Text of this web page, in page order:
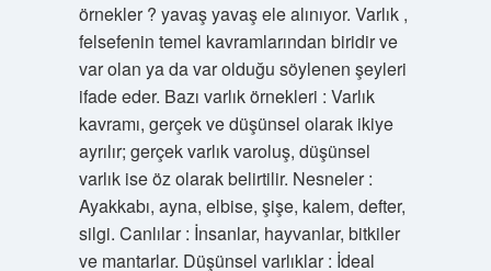
örnekler ? yavaş yavaş ele alınıyor. Varlık ,
felsefenin temel kavramlarından biridir ve
var olan ya da var olduğu söylenen şeyleri
ifade eder. Bazı varlık örnekleri : Varlık
kavramı, gerçek ve düşünsel olarak ikiye
ayrılır; gerçek varlık varoluş, düşünsel
varlık ise öz olarak belirtilir. Nesneler :
Ayakkabı, ayna, elbise, şişe, kalem, defter,
silgi. Canlılar : İnsanlar, hayvanlar, bitkiler
ve mantarlar. Düşünsel varlıklar : İdeal